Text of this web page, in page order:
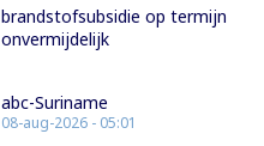
brandstofsubsidie op termijn
onvermijdelijk
abc-Suriname
08-aug-2026 - 05:01